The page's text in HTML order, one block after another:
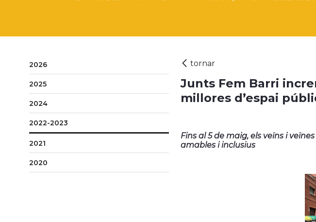
2026
2025
2024
2022-2023
2021
2020
Junts Fem Barri
millores d’espai
Fins al 5 de maig, els veïns i
amables i inclusius